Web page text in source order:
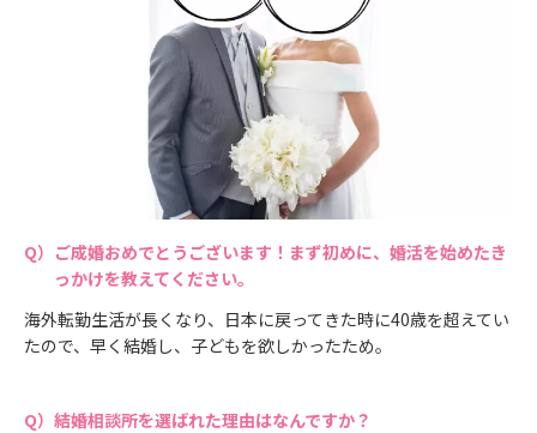
ご成婚おめでとうございます！まず初めに、婚活を始めたき
っかけを教えてください。
海外転勤生活が長くなり、日本に戻ってきた時に40歳を超えてい
たので、早く結婚し、子どもを欲しかったため。
結婚相談所を選ばれた理由はなんですか？